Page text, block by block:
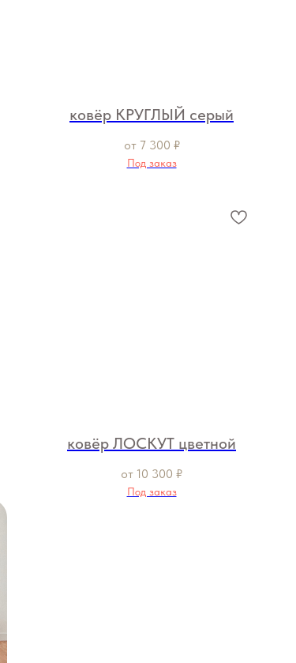
ковёр КРУГЛЫЙ серый
от 7 300 ₽
Под заказ
ковёр ЛОСКУТ цветной
от 10 300 ₽
Под заказ